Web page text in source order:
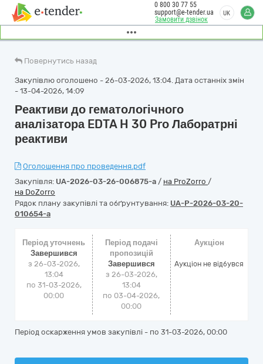
Замовити дзвінок
0 800 30 77 55
support@e-tender.ua
UK
Повернутись назад
Закупівлю оголошено - 26-03-2026, 13:04. Дата останніх змін
- 13-04-2026, 14:09
Реактиви до гематологічного
аналізатора EDTA H 30 Prо Лаборатрні
реактиви
Оголошення про проведення.pdf
Закупівля: UA-2026-03-26-006875-a / на ProZorro /
на DoZorro
Рядок плану закупівлі та обґрунтування: UA-P-2026-03-20-
010654-a
Період уточнень
Завершився
з 26-03-2026,
13:04
по 31-03-2026,
00:00
Період подачі
пропозицій
Завершився
з 26-03-2026,
13:04
по 03-04-2026,
00:00
Аукціон
Аукціон не відбувся
Період оскарження умов закупівлі - по 31-03-2026, 00:00